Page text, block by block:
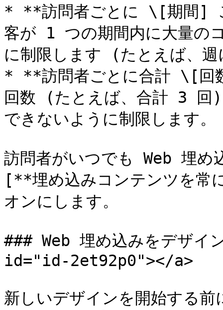
* **訪問者ごとに \[期間]
客が 1 つの期間内に大量の
に制限します (たとえば、
* **訪問者ごとに合計 \[回
回数 (たとえば、合計 3 回)
できないように制限します。
訪問者がいつでも Web 埋め
[**埋め込みコンテンツを
オンにします。
### Web 埋め込みをデザ
id="id-2et92p0"></a>
新しいデザインを開始する